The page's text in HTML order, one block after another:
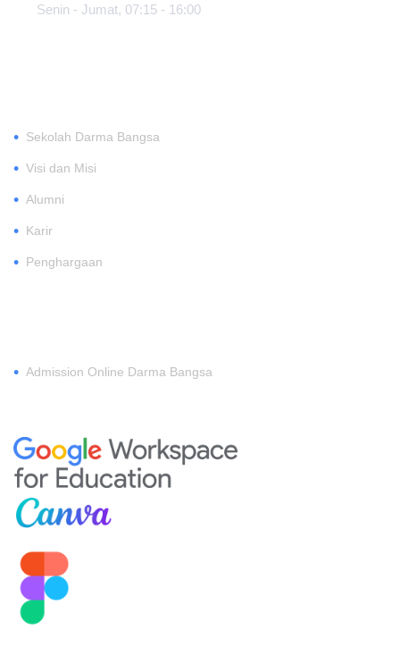
Senin - Jumat, 07:15 - 16:00
• Sekolah Darma Bangsa
• Visi dan Misi
• Alumni
• Karir
• Penghargaan
• Admission Online Darma Bangsa